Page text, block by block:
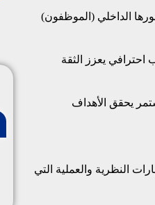
الداخلي (الموظفون)
يعزز الثقة
يحقق الأهداف
النظرية والعملية التي